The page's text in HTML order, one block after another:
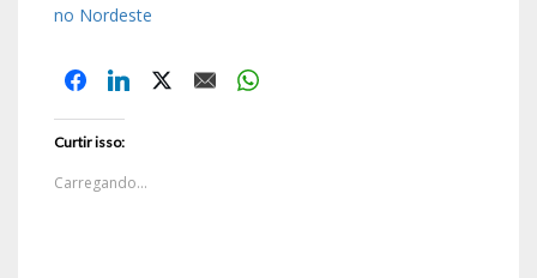
no Nordeste
Curtir isso:
Carregando...